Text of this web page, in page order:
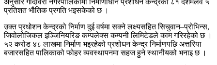
प्रतिशत भौतिक प्रगति भइसकेको छ ।
उक्त प्रधोशन केन्द्रको निर्माण दुई वर्षमा सक्ने लक्ष्यसहित सिचुवान–प्रोभिन्स,
जिवोलोजिकल इञ्जिनियरिङ कम्पलेक्स कम्पनी लिमिटेडले काम गरिरहेको छ ।
५२ करोड ४८ लाखमा निर्माण भइरहेको प्रशोधन केन्द्र निर्माणपछि अत्तरिया
बजारसहित पालिकाको फोहर व्यवस्थापनमा सहज हुने स्थानीयको भनाइ छ ।